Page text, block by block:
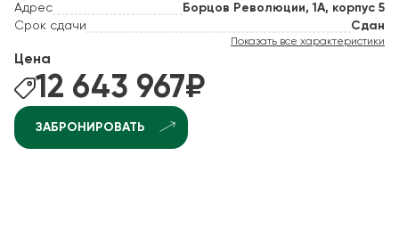
Адрес
Борцов Революции, 1А, корпус 5
Срок сдачи
Сдан
Показать все характеристики
Цена
12 643 967₽
ЗАБРОНИРОВАТЬ